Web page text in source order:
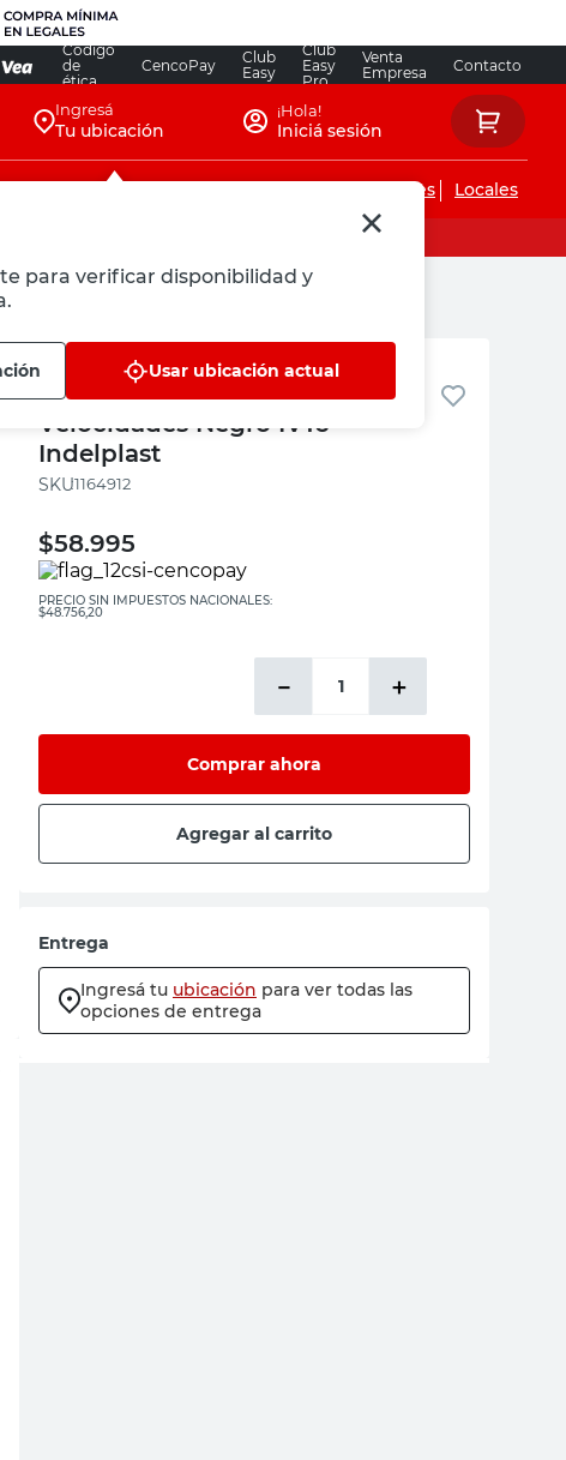
Código
de
ética
CencoPay
Club
Easy
Club
Easy
Pro
Venta
Empresa
Contacto
Ingresá
Tu ubicación
para verificar disponibilidad y
Usar ubicación actual
¡Hola!
Iniciá sesión
Servicios de instalaciones Locales
Indelplas
Ventilador de Mesa 16" 60 W 3
Velocidades Negro IV16
Indelplast
:1164912
$58.995
PRECIO SIN IMPUESTOS NACIONALES:
$48.756,20
＋
－
Comprar ahora
Agregar al carrito
Entrega
Ingresá tu ubicación para ver todas las
opciones de entrega